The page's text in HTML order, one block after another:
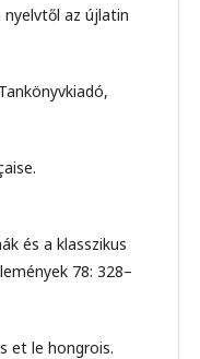
nyelvtől az újlatin
és a klasszikus
78: 328–
et le hongrois.